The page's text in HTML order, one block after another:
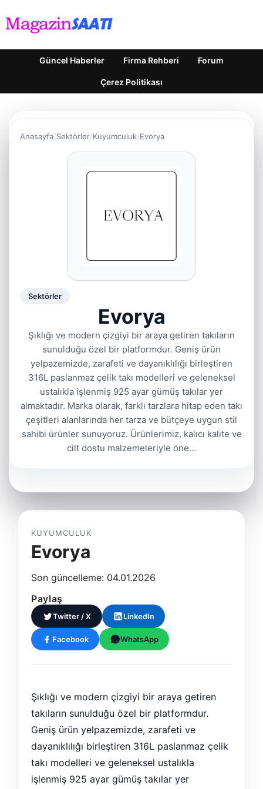
Güncel Haberler Firma Rehberi Forum
Çerez Politikası
Anasayfa Sektörler Kuyumculuk Evorya
Sektörler
Evorya
Şıklığı ve modern çizgiyi bir araya getiren takıların
sunulduğu özel bir platformdur. Geniş ürün
yelpazemizde, zarafeti ve dayanıklılığı birleştiren
316L paslanmaz çelik takı modelleri ve geleneksel
ustalıkla işlenmiş 925 ayar gümüş takılar yer
almaktadır. Marka olarak, farklı tarzlara hitap eden takı
çeşitleri alanlarında her tarza ve bütçeye uygun stil
sahibi ürünler sunuyoruz. Ürünlerimiz, kalıcı kalite ve
cilt dostu malzemeleriyle öne…
KUYUMCULUK
Evorya
Son güncelleme: 04.01.2026
Paylaş
Twitter / X LinkedIn
Facebook WhatsApp
Şıklığı ve modern çizgiyi bir araya getiren
takıların sunulduğu özel bir platformdur.
Geniş ürün yelpazemizde, zarafeti ve
dayanıklılığı birleştiren 316L paslanmaz çelik
takı modelleri ve geleneksel ustalıkla
işlenmiş 925 ayar gümüş takılar yer